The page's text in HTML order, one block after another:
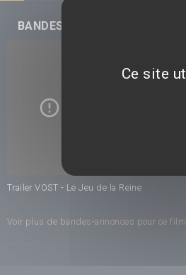
BANDES-ANNONCES
Trailer VOST - Le Jeu de la Reine
Voir plus de bandes-annonces pour ce film
Ce site